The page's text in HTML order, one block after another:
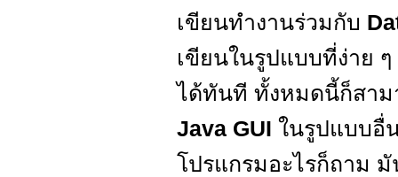
เขียนทำงานร่วมกับ
เขียนในรูปแบบที่ง่าย
ได้ทันที ทั้งหมดนี้ก็สาม
Java GUI ในรูปแบบอื่
โปรแกรมอะไรก็ถาม